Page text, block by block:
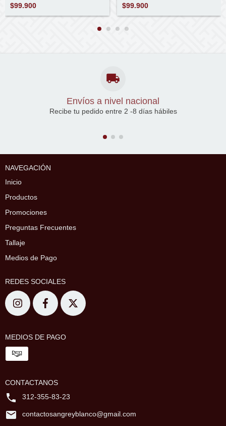
$99.900 $99.900
Envíos a nivel nacional
Recibe tu pedido entre 2 -8 días hábiles
NAVEGACIÓN
Inicio
Productos
Promociones
Preguntas Frecuentes
Tallaje
Medios de Pago
REDES SOCIALES
MEDIOS DE PAGO
CONTACTANOS
312-355-83-23
contactosangreyblanco@gmail.com